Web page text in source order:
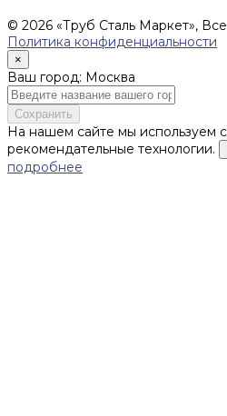
© 2026 «Труб Сталь Маркет»,
Политика конфиденциальности
×
Ваш город: Москва
Сохранить
На нашем сайте мы используем
рекомендательные технологии.
подробнее